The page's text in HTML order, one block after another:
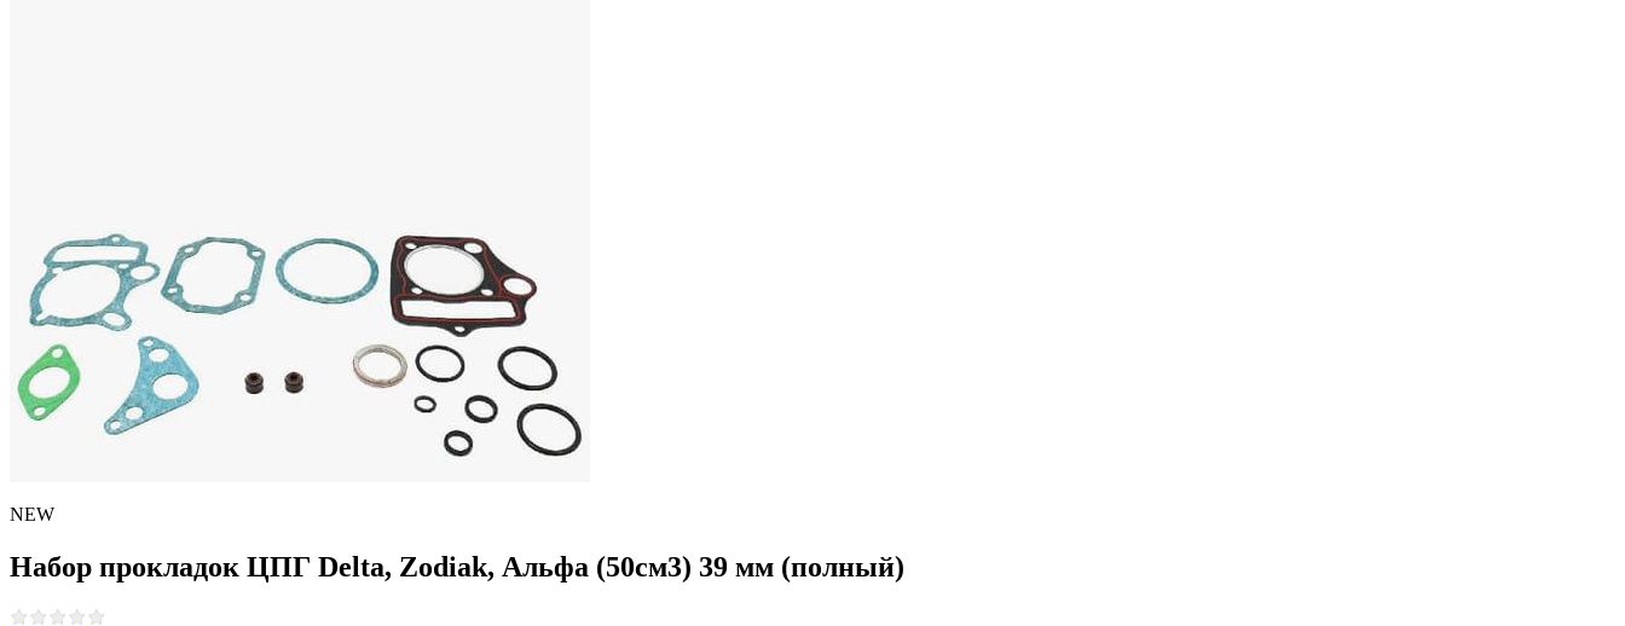
NEW
Набор прокладок ЦПГ Delta, Zodiak, Альфа (50см3) 39 мм (полный)